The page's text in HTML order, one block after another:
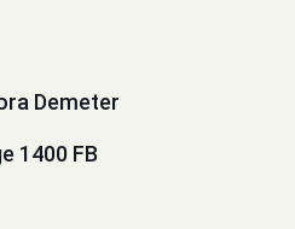
Demeter
1400 FB